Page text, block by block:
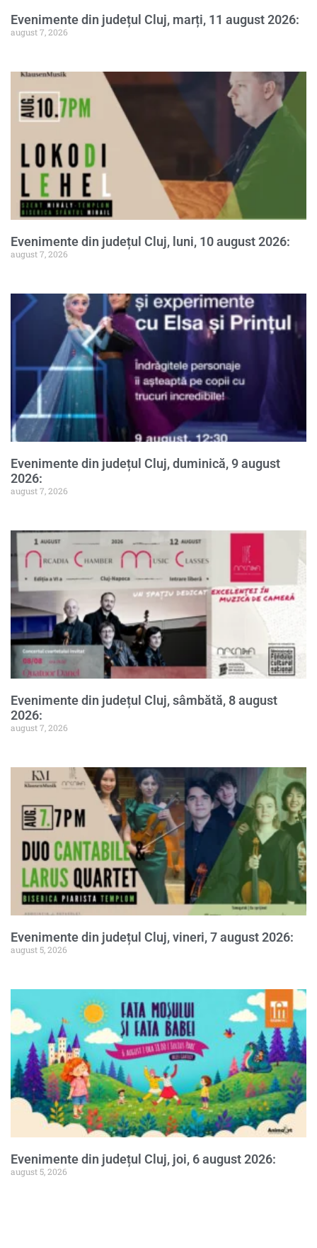
Evenimente din județul Cluj, marți, 11 august 2026:
august 7, 2026
Evenimente din județul Cluj, luni, 10 august 2026:
august 7, 2026
Evenimente din județul Cluj, duminică, 9 august
2026:
august 7, 2026
Evenimente din județul Cluj, sâmbătă, 8 august
2026:
august 7, 2026
Evenimente din județul Cluj, vineri, 7 august 2026:
august 5, 2026
Evenimente din județul Cluj, joi, 6 august 2026:
august 5, 2026